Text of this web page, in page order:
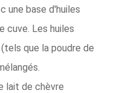
une base d'huiles
cuve. Les huiles
que la poudre de
lait de chèvre